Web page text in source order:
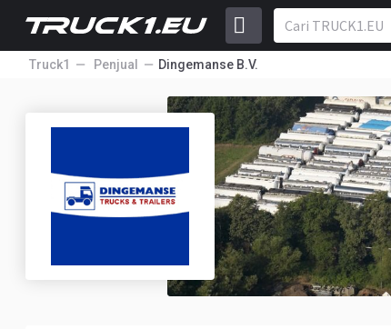
Truck1 Penjual Dingemanse B.V.